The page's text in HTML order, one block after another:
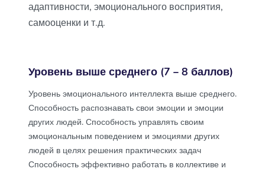
адаптивности, эмоционального восприятия,
самооценки и т.д.
Уровень выше среднего (7 – 8 баллов)
Уровень эмоционального интеллекта выше среднего.
Способность распознавать свои эмоции и эмоции
других людей. Способность управлять своим
эмоциональным поведением и эмоциями других
людей в целях решения практических задач
Способность эффективно работать в коллективе и